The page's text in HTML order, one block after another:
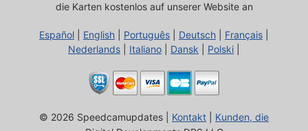
die Karten kostenlos auf unserer Website an
Español English Português Deutsch Français
Nederlands
Italiano Dansk Polski
© 2026 Speedcamupdates | Kontakt
Kunden, die